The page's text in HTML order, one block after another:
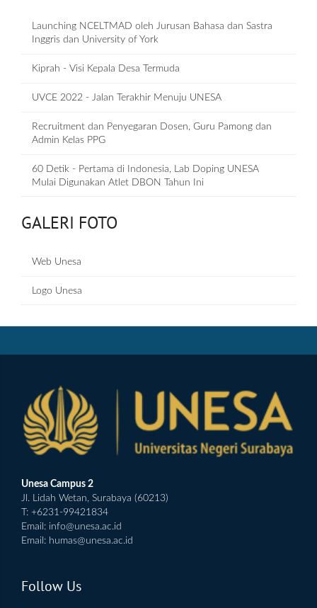
Launching NCELTMAD oleh Jurusan Bahasa dan Sastra
Inggris dan University of York
Kiprah - Visi Kepala Desa Termuda
UVCE 2022 - Jalan Terakhir Menuju UNESA
Recruitment dan Penyegaran Dosen, Guru Pamong dan
Admin Kelas PPG
60 Detik - Pertama di Indonesia, Lab Doping UNESA
Mulai Digunakan Atlet DBON Tahun Ini
GALERI FOTO
Web Unesa
Logo Unesa
Unesa Campus 2
Jl. Lidah Wetan, Surabaya (60213)
T: +6231-99421834
Email: info@unesa.ac.id
Email: humas@unesa.ac.id
Follow Us